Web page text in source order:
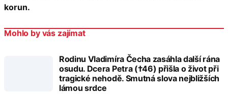
korun.
Mohlo by vás zajímat
Rodinu Vladimíra Čecha zasáhla další rána
osudu. Dcera Petra (†46) přišla o život při
tragické nehodě. Smutná slova nejbližších
lámou srdce